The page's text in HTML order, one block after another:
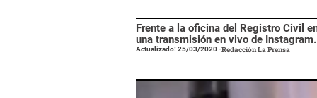
Frente a la oficina del Registro Civil
una transmisión en vivo de
Actualizado: 25/03/2020-Redacción La Prensa